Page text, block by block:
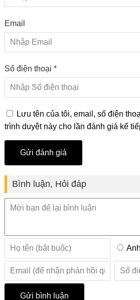
Email
Số điện thoại *
Lưu tên của tôi, email, số điện
trình duyệt này cho lần đánh giá kế
Bình luận, Hỏi đáp
Anh